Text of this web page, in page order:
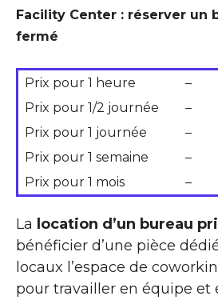
Facility Center : réserver un
fermé
Prix pour 1 heure
–
Prix pour 1/2 journée
–
Prix pour 1 journée
–
Prix pour 1 semaine
–
Prix pour 1 mois
–
La location d’un bureau
bénéficier d’une pièce
locaux l’espace de
pour travailler en équipe et